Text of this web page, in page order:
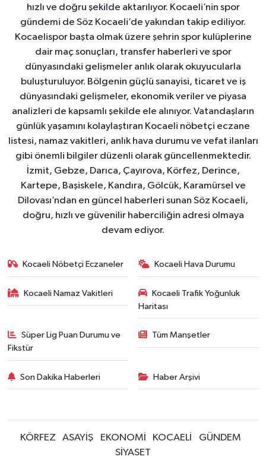
hızlı ve doğru şekilde aktarılıyor. Kocaeli’nin spor
gündemi de Söz Kocaeli’de yakından takip ediliyor.
Kocaelispor başta olmak üzere şehrin spor kulüplerine
dair maç sonuçları, transfer haberleri ve spor
dünyasındaki gelişmeler anlık olarak okuyucularla
buluşturuluyor. Bölgenin güçlü sanayisi, ticaret ve iş
dünyasındaki gelişmeler, ekonomik veriler ve piyasa
analizleri de kapsamlı şekilde ele alınıyor. Vatandaşların
günlük yaşamını kolaylaştıran Kocaeli nöbetçi eczane
listesi, namaz vakitleri, anlık hava durumu ve vefat ilanları
gibi önemli bilgiler düzenli olarak güncellenmektedir.
İzmit, Gebze, Darıca, Çayırova, Körfez, Derince,
Kartepe, Başiskele, Kandıra, Gölcük, Karamürsel ve
Dilovası’ndan en güncel haberleri sunan Söz Kocaeli,
doğru, hızlı ve güvenilir haberciliğin adresi olmaya
devam ediyor.
Kocaeli Nöbetçi Eczaneler Kocaeli Hava Durumu
Kocaeli Namaz Vakitleri
Kocaeli Trafik Yoğunluk
Haritası
Süper Lig Puan Durumu ve
Fikstür
Tüm Manşetler
Son Dakika Haberleri Haber Arşivi
KÖRFEZ ASAYİŞ EKONOMİ KOCAELİ
GÜNDEM
SİYASET